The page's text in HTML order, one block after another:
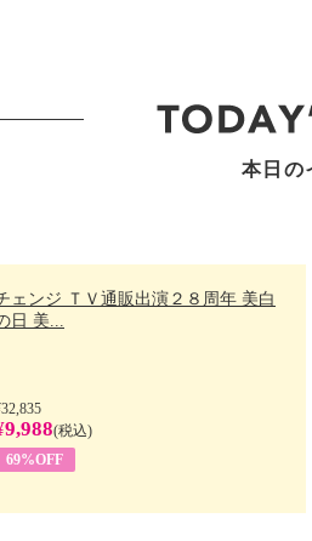
本日の
ェンジ ＴＶ通販出演２８周年 美白
日 美...
(税込)
69%OFF